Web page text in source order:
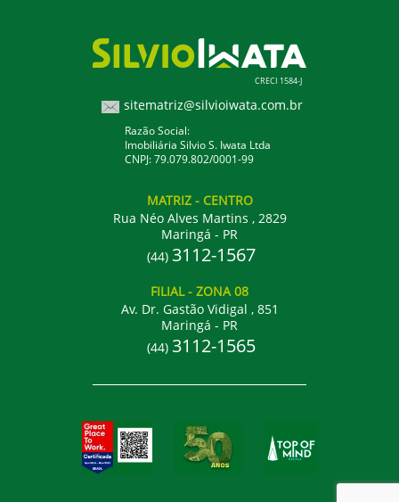
CRECI 1584-J
sitematriz@silvioiwata.com.br
Razão Social:
Imobiliária Silvio S. Iwata Ltda
CNPJ: 79.079.802/0001-99
MATRIZ - CENTRO
Rua Néo Alves Martins , 2829
Maringá - PR
(44) 3112-1567
FILIAL- ZONA 08
Av. Dr. Gastão Vidigal , 851
Maringá - PR
(44) 3112-1565